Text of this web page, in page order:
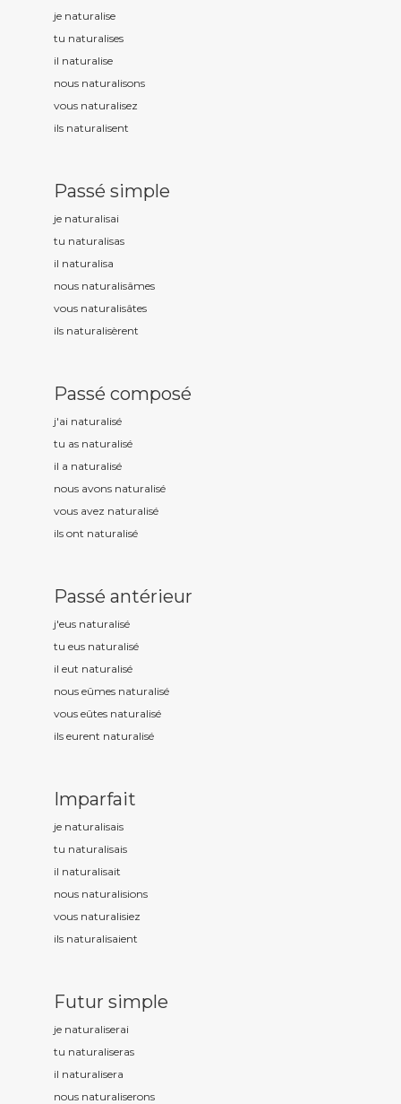
je naturalise
tu naturalises
il naturalise
nous naturalisons
vous naturalisez
ils naturalisent
Passé simple
je naturalisai
tu naturalisas
il naturalisa
nous naturalisâmes
vous naturalisâtes
ils naturalisèrent
Passé composé
j'ai naturalisé
tu as naturalisé
il a naturalisé
nous avons naturalisé
vous avez naturalisé
ils ont naturalisé
Passé antérieur
j'eus naturalisé
tu eus naturalisé
il eut naturalisé
nous eûmes naturalisé
vous eûtes naturalisé
ils eurent naturalisé
Imparfait
je naturalisais
tu naturalisais
il naturalisait
nous naturalisions
vous naturalisiez
ils naturalisaient
Futur simple
je naturaliserai
tu naturaliseras
il naturalisera
nous naturaliserons